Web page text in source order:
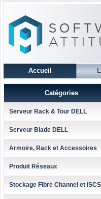
Accueil
Catégories
Serveur Rack & Tour DELL
Serveur Blade DELL
Armoire, Rack et Accessoires
Produit Réseaux
Stockage Fibre Channel et iSCSI